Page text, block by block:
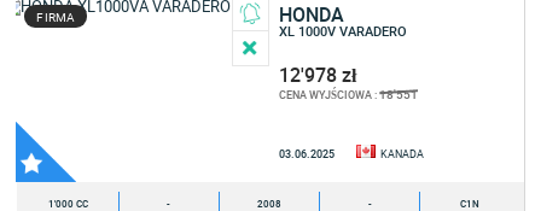
FIRMA HONDA
XL 1000V VARADERO
12'978 zł
CENA WYJŚCIOWA :18'551
03.06.2025 KANADA
1'000 CC - 2008 - C1N